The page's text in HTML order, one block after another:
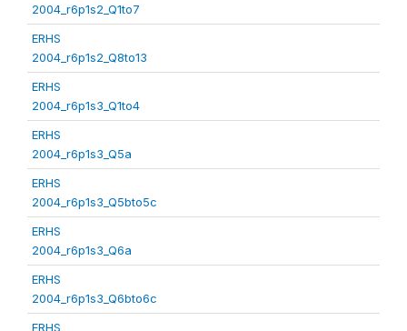
2004_r6p1s2_Q1to7
ERHS
2004_r6p1s2_Q8to13
ERHS
2004_r6p1s3_Q1to4
ERHS
2004_r6p1s3_Q5a
ERHS
2004_r6p1s3_Q5bto5c
ERHS
2004_r6p1s3_Q6a
ERHS
2004_r6p1s3_Q6bto6c
ERHS